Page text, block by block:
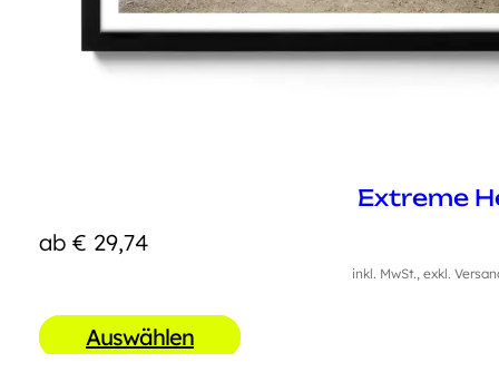
Extreme
ab € 29,74
inkl. MwSt., exkl.
Auswählen